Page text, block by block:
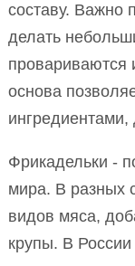
составу. Важно
делать
основа
Фрикадельки -
мира. В разных
видов мяса,
крупы. В